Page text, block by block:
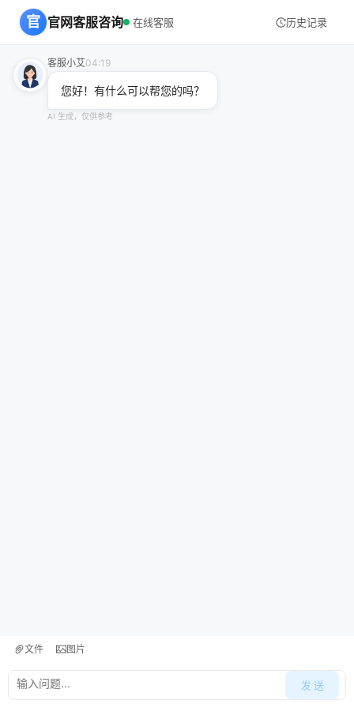
官 官网客服咨询 在线客服 历史记录
客服小艾04:19
您好！有什么可以帮您的吗？
AI 生成，仅供参考
文件 图片
发 送